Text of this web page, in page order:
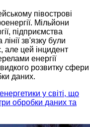
півострові
Мільйони
підприємства
зв'язку були
але цей інцидент
енергії
розвитку сфери
даних.
у світі, що
обробки даних та